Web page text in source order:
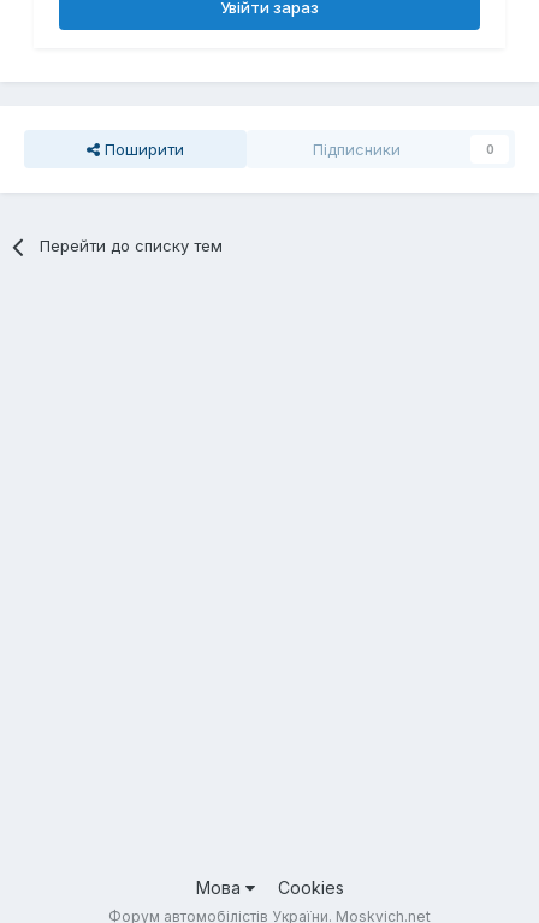
Увійти зараз
Поширити Підписники 0
Перейти до списку тем
Мова Cookies
Форум автомобілістів України. Moskvich.net